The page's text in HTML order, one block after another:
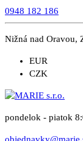
0948 182 186
Nižná nad Oravou,
EUR
CZK
pondelok - piatok